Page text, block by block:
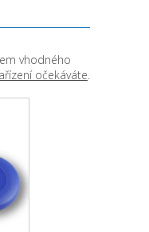
vhodného
očekáváte.